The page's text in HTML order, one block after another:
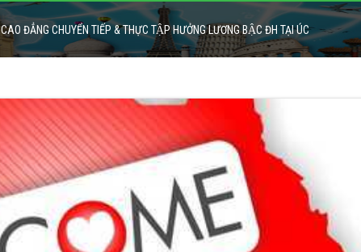
CAO ĐẲNG CHUYỂN TIẾP & THỰC TẬP HƯỞNG LƯƠNG BẬC ĐH TẠI ÚC